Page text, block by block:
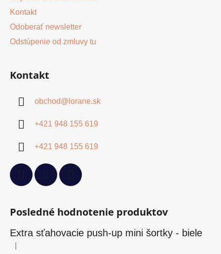
Kontakt
Odoberať newsletter
Odstúpenie od zmluvy tu
Kontakt
obchod@ lorane.sk
+421 948 155 619
+421 948 155 619
Posledné hodnotenie produktov
Extra sťahovacie push-up mini šortky - biele
Hodnotenie produktu je 5 z 5 hviezdičiek.